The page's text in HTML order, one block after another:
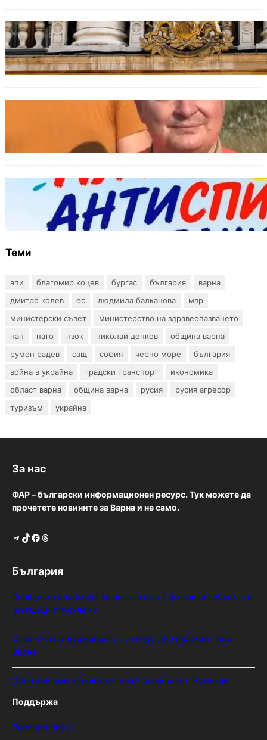
БЪЛГАРИЯ
Дрон навлезе в България край границата с
Румъния
МЗХ: Ловните билети ще могат да се
издават онлайн
БЪЛГАРИЯ
Варна предлага безплатни и анонимни
тестове за ХИВ и други инфекции през
август
Теми
апи благомир коцев бургас българия
варна
дмитро колев
ес людмила балканова
мвр
министерски съвет
министерство на здравеопазването
нап
нато нзок николай денков
община варна
румен радев
сащ софия черно море
българия
война в украйна
градски транспорт
икономика
област варна
община варна русия
русия агресор
туризъм
украйна
За нас
ФАР – български информационен ресурс. Тук можете да
прочетете новините за Варна и не само.
Telegram TikTok Facebook Threads
България
Полицията алармира за нова схема с фалшиви лечители и
„вълшебни“ мехлеми
Ограничават движението по улица „Вълноломна“ във
Варна
Дрон навлезе в България край границата с Румъния
Поддържа
Поверителност